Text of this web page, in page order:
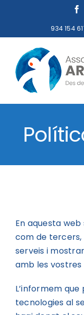
934 154
En aquesta
com de
serveis i
amb les
L’informem
tecnologies al